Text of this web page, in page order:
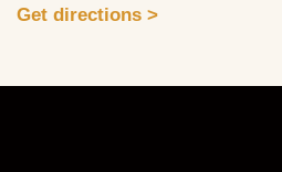
Get directions >